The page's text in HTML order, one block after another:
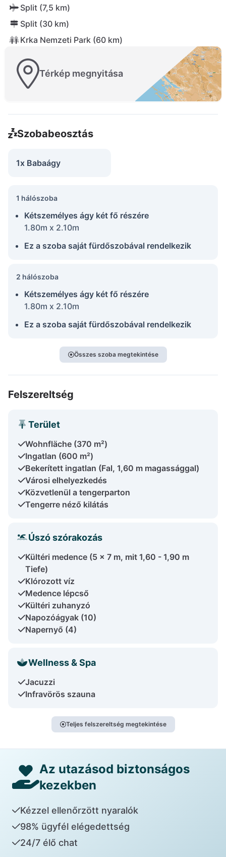
Split (7,5 km)
Split (30 km)
Krka Nemzeti Park (60 km)
Térkép megnyitása
Szobabeosztás
1x Babaágy
1 hálószoba
Kétszemélyes ágy két fő részére
1.80m x 2.10m
Ez a szoba saját fürdőszobával rendelkezik
2 hálószoba
Kétszemélyes ágy két fő részére
1.80m x 2.10m
Ez a szoba saját fürdőszobával rendelkezik
Összes szoba megtekintése
Felszereltség
Terület
Wohnfläche (370 m²)
Ingatlan (600 m²)
Bekerített ingatlan (Fal, 1,60 m magassággal)
Városi elhelyezkedés
Közvetlenül a tengerparton
Tengerre néző kilátás
Úszó szórakozás
Kültéri medence (5 x 7 m, mit 1,60 - 1,90 m
Tiefe)
Klórozott víz
Medence lépcső
Kültéri zuhanyzó
Napozóágyak (10)
Napernyő (4)
Wellness & Spa
Jacuzzi
Infravörös szauna
Teljes felszereltség megtekintése
Az utazásod biztonságos
kezekben
Kézzel ellenőrzött nyaralók
98% ügyfél elégedettség
24/7 élő chat